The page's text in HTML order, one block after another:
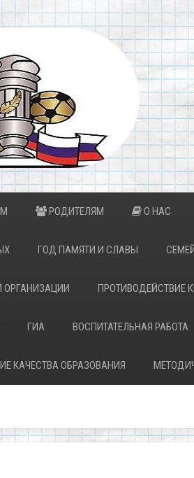
РОДИТЕЛЯМ О НАС
ГОД ПАМЯТИ И СЛАВЫ
ОРГАНИЗАЦИИ ПРОТИВОДЕЙСТВИЕ
ГИА ВОСПИТАТЕЛЬНАЯ РАБОТА
КАЧЕСТВА ОБРАЗОВАНИЯ